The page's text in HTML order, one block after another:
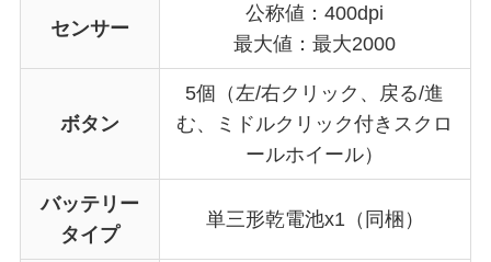
センサー
公称値：400dpi
最大値：最大2000
ボタン
5個（左/右クリック、戻る/進
む、ミドルクリック付きスクロ
ールホイール）
バッテリー
タイプ
単三形乾電池x1（同梱）